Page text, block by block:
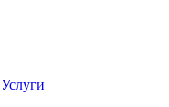
Услуги